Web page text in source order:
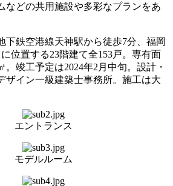
などの共用施設や多彩なプランをあ
鉄空港線天神駅から徒歩7分、福岡
位置する23階建て全153戸。専有面
。竣工予定は2024年2月中旬。設計・
ザイン一級建築士事務所。施工は大
エントランス
モデルルーム